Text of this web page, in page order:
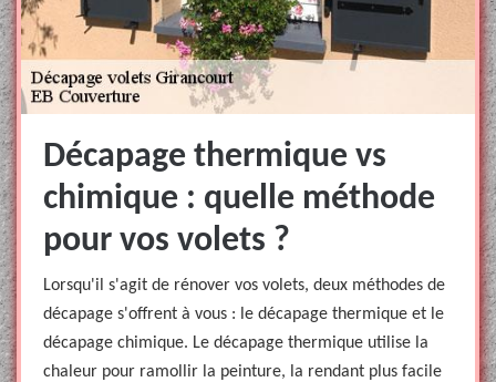
Décapage thermique vs
chimique : quelle méthode
pour vos volets ?
Lorsqu'il s'agit de rénover vos volets, deux méthodes de
décapage s'offrent à vous : le décapage thermique et le
décapage chimique. Le décapage thermique utilise la
chaleur pour ramollir la peinture, la rendant plus facile